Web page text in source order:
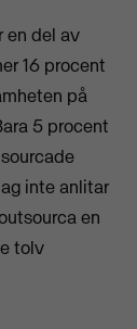
en del av
16 procent
på
5 procent
inte anlitar
en
tolv